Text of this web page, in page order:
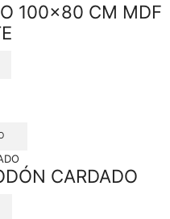
100×80 CM MDF
CARDADO